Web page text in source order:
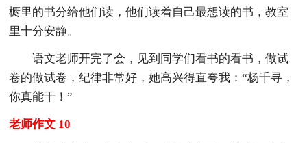
橱里的书分给他们读，他们读着自己最想读的书，教室
里十分安静。
语文老师开完了会，见到同学们看书的看书，做试
卷的做试卷，纪律非常好，她高兴得直夸我：“杨千寻，
你真能干！”
老师作文 10